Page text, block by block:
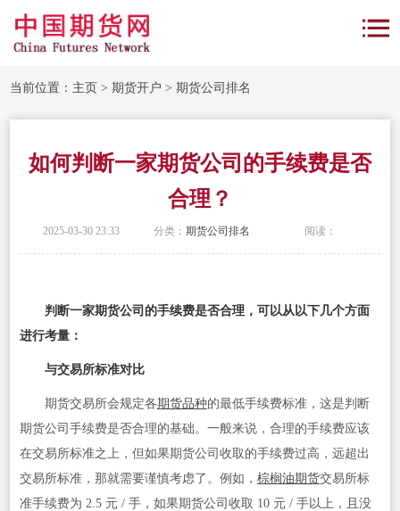
当前位置： 主页 >期货开户 >期货公司排名
如何判断一家期货公司的手续费是否
合理？
2025-03-30 23:33 分类： 期货公司排名 阅读：
判断一家期货公司的手续费是否合理，可以从以下几个方面
进行考量：
与交易所标准对比
期货交易所会规定各期货品种的最低手续费标准，这是判断
期货公司手续费是否合理的基础。一般来说，合理的手续费应该
在交易所标准之上，但如果期货公司收取的手续费过高，远超出
交易所标准，那就需要谨慎考虑了。例如， 棕榈油期货交易所标
准手续费为 2.5 元 / 手，如果期货公司收取 10 元 / 手以上，且没